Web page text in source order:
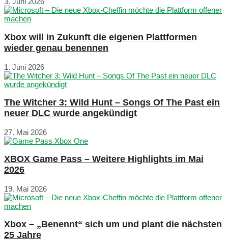
Xbox will in Zukunft die eigenen Plattformen
wieder genau benennen
1. Juni 2026
The Witcher 3: Wild Hunt – Songs Of The Past ein
neuer DLC wurde angekündigt
27. Mai 2026
XBOX Game Pass – Weitere Highlights im Mai
2026
19. Mai 2026
Xbox – „Benennt“ sich um und plant die nächsten
25 Jahre